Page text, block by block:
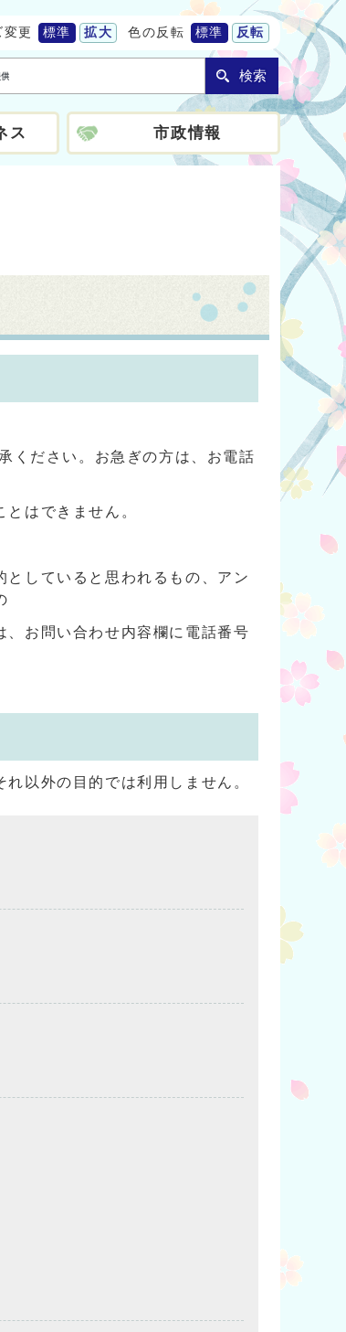
更 標準 拡大 色の反転 標準 反転
検索
ス 市政情報
ください。お急ぎの方は、お電話
はできません。
していると思われるもの、アン
お問い合わせ内容欄に電話番号
以外の目的では利用しません。